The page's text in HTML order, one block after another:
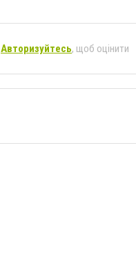
Авторизуйтесь, щоб оцінити